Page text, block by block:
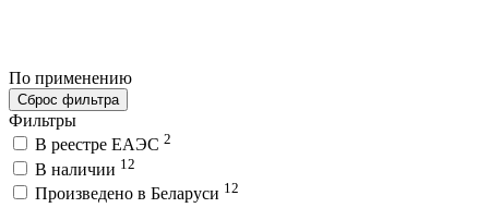
По применению
Сброс фильтра
Фильтры
В реестре ЕАЭС 2
В наличии 12
Произведено в Беларуси 12